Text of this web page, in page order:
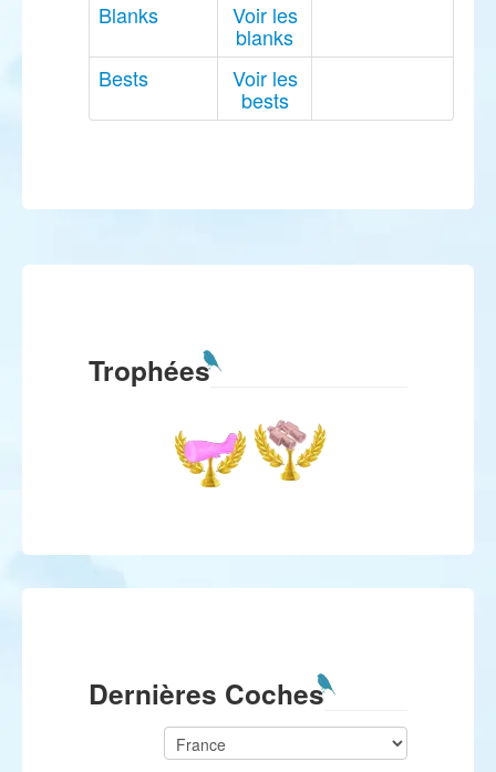
Blanks Voir les
blanks
Bests
Voir les
bests
Trophées
Dernières Coches